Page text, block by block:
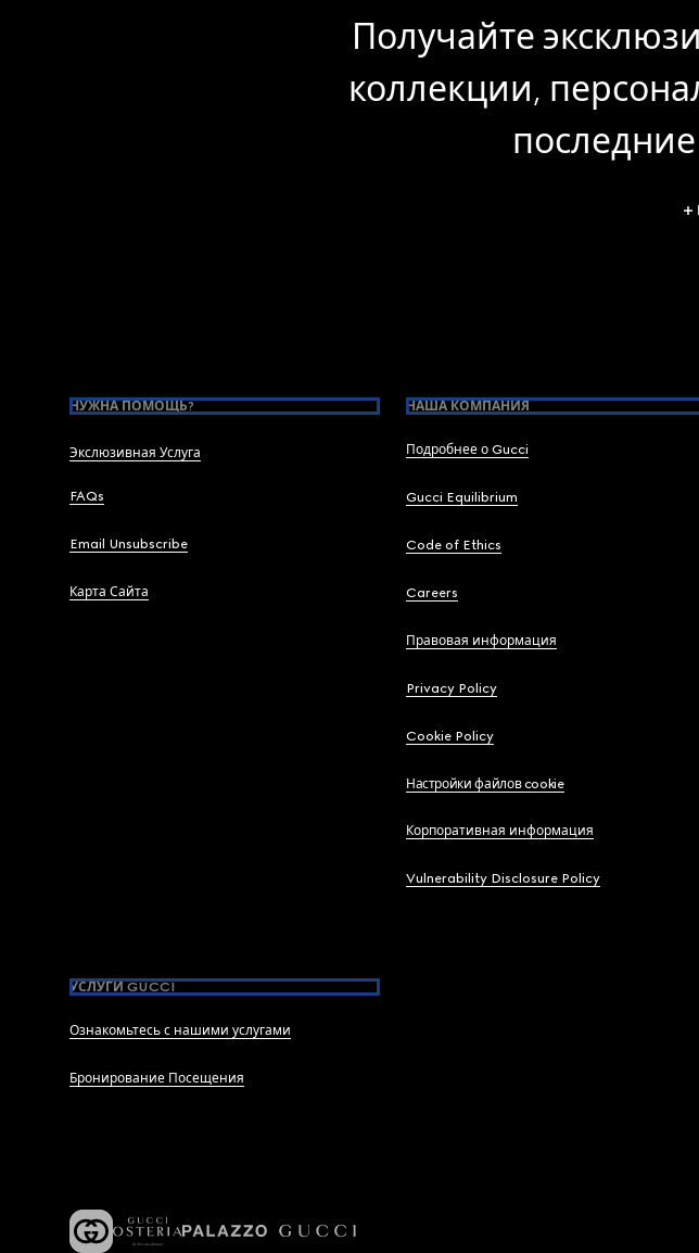
Получайте
коллекции,
НУЖНА ПОМОЩЬ?
Экслюзивная Услуга
FAQs
Email Unsubscribe
Карта Сайта
НАША КОМПАНИЯ
Подробнее о Gucci
Gucci Equilibrium
Code of Ethics
Careers
Правовая информация
Privacy Policy
Cookie Policy
Настройки файлов cookie
Корпоративная информация
Vulnerability Disclosure Policy
УСЛУГИ GUCCI
Ознакомьтесь с нашими услугами
Бронирование Посещения